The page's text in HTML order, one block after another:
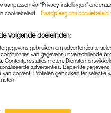
VAN
OCKERS
lucht hangt na een
wát veroorzaakt
via “Privacy-instellingen”
cookiebeleid.
Raadpleeg ons cookiebeleid
volgende doeleinden:
gegevens gebruiken om advertenties te
van gegevens uit verschillende
Contentprestaties meten. Diensten
advertenties. Beperkte
content. Profielen gebruiken ter selectie